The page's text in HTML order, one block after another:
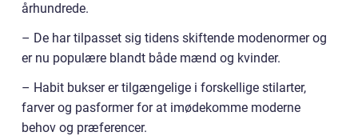
århundrede.
– De har tilpasset sig tidens skiftende modenormer og
er nu populære blandt både mænd og kvinder.
– Habit bukser er tilgængelige i forskellige stilarter,
farver og pasformer for at imødekomme moderne
behov og præferencer.